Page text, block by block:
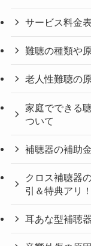
サービス料金表
難聴の種類や
老人性難聴の
家庭でできる
ついて
補聴器の補助
クロス補聴器
引＆特典アリ！
耳あな型補聴